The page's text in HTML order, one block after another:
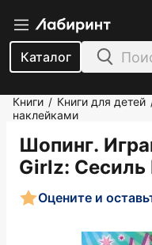
Каталог
Книги / Книги для детей
наклейками
Шопинг.
Girlz:
Оцените и